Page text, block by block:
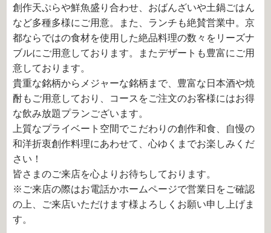
創作天ぷらや鮮魚盛り合わせ、おばんざいや土鍋ごはん
など多種多様にご用意。また、ランチも絶賛営業中。京
都ならではの食材を使用した絶品料理の数々をリーズナ
ブルにご用意しております。またデザートも豊富にご用
意しております。
貴重な銘柄からメジャーな銘柄まで、豊富な日本酒や焼
酎もご用意しており、コースをご注文のお客様にはお得
な飲み放題プランございます。
上質なプライベート空間でこだわりの創作和食、自慢の
和洋折衷創作料理にあわせて、心ゆくまでお楽しみくだ
さい！
皆さまのご来店を心よりお待ちしております。
※ご来店の際はお電話かホームページで営業日をご確認
の上、ご来店いただけます様よろしくお願い申し上げま
す。